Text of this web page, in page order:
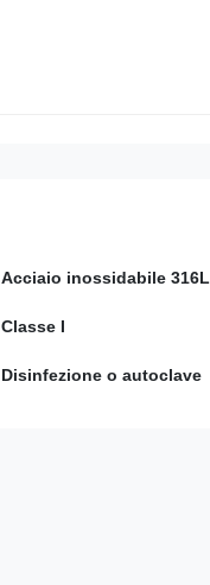
Acciaio inossidabile 316L
Classe I
Disinfezione o autoclave